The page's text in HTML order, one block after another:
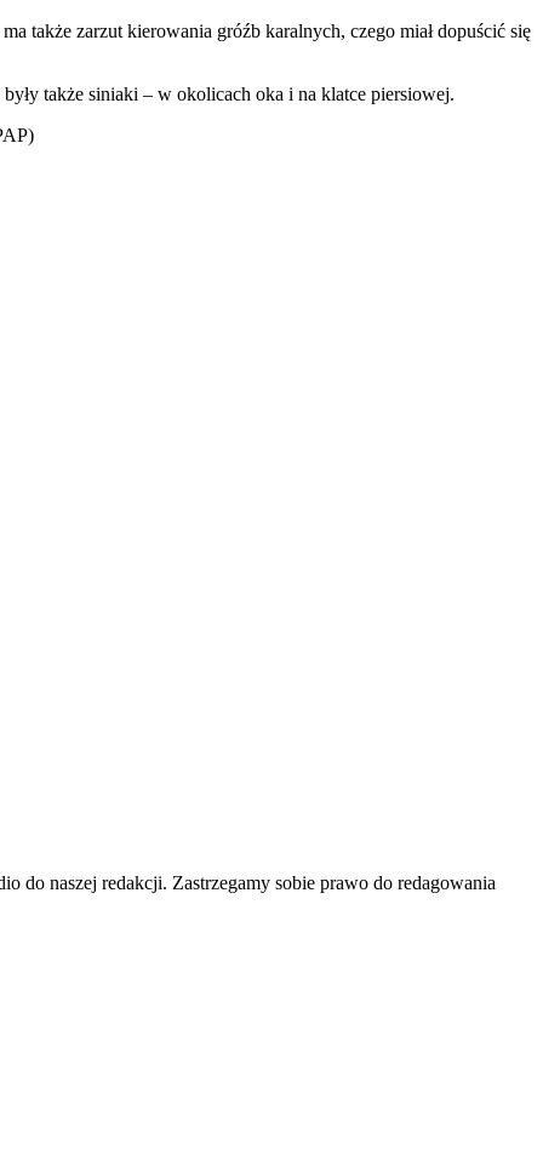
także zarzut kierowania gróźb karalnych, czego miał dopuścić się
także siniaki – w okolicach oka i na klatce piersiowej.
do naszej redakcji. Zastrzegamy sobie prawo do redagowania